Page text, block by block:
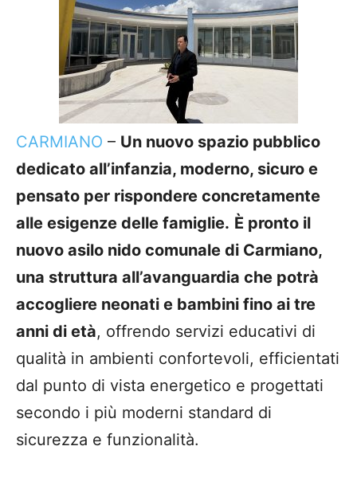
CARMIANO – Un nuovo spazio pubblico
dedicato all’infanzia, moderno, sicuro e
pensato per rispondere concretamente
alle esigenze delle famiglie. È pronto il
nuovo asilo nido comunale di Carmiano,
una struttura all’avanguardia che potrà
accogliere neonati e bambini fino ai tre
anni di età, offrendo servizi educativi di
qualità in ambienti confortevoli, efficientati
dal punto di vista energetico e progettati
secondo i più moderni standard di
sicurezza e funzionalità.